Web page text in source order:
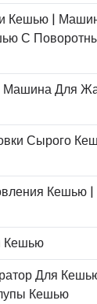
Кешью |
С
Машина Для
Сырого
Кешью |
Кешью
Для
Кешью